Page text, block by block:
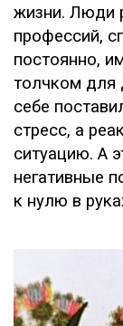
жизни. Люди
профессий,
постоянно,
толчком для
себе
стресс, а
ситуацию. А
негативные
к нулю в